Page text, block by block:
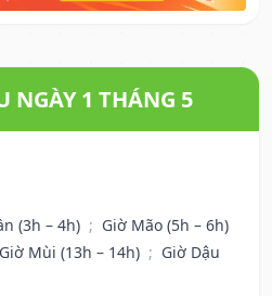
NGÀY 1 THÁNG 5
(3h – 4h) ; Giờ Mão (5h – 6h)
Giờ Mùi (13h – 14h) ; Giờ Dậu